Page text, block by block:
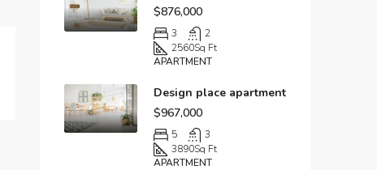
$876,000
3
2
2560Sq Ft
APARTMENT
Design place apartment
$967,000
5
3
3890Sq Ft
APARTMENT